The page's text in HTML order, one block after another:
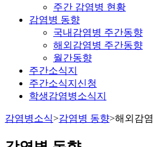
주간 감염병 현황
감염병 동향
국내감염병 주간동향
해외감염병 주간동향
월간동향
주간소식지
주간소식지신청
학생감염병소식지
감염병소식>감염병 동향>해외감